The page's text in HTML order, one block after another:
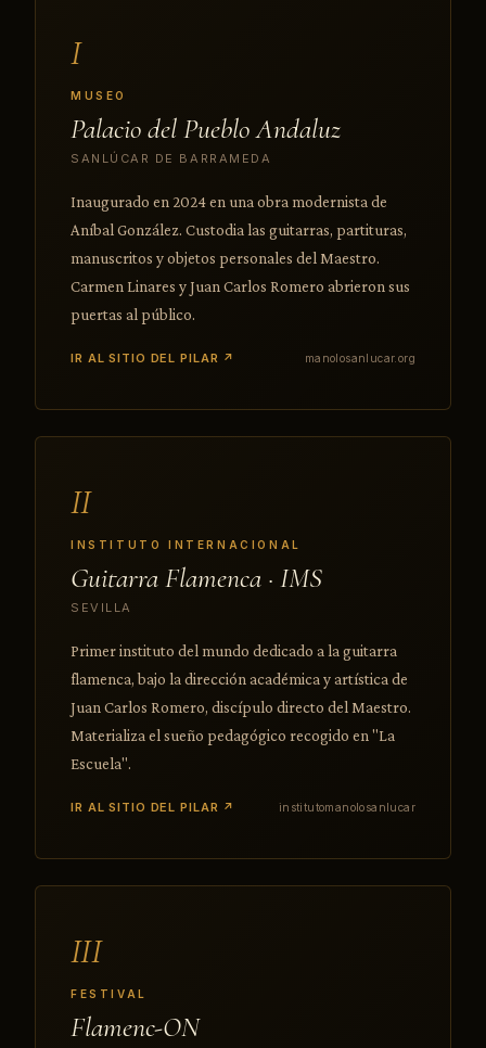
I
MUSEO
Palacio del Pueblo Andaluz
SANLÚCAR DE BARRAMEDA
Inaugurado en 2024 en una obra modernista de
Aníbal González. Custodia las guitarras, partituras,
manuscritos y objetos personales del Maestro.
Carmen Linares y Juan Carlos Romero abrieron sus
puertas al público.
IR AL SITIO DEL PILAR ↗ manolosanlucar.org
II
INSTITUTO INTERNACIONAL
Guitarra Flamenca · IMS
SEVILLA
Primer instituto del mundo dedicado a la guitarra
flamenca, bajo la dirección académica y artística de
Juan Carlos Romero, discípulo directo del Maestro.
Materializa el sueño pedagógico recogido en "La
Escuela".
IR AL SITIO DEL PILAR ↗ institutomanolosanlucar
III
FESTIVAL
Flamenc-ON